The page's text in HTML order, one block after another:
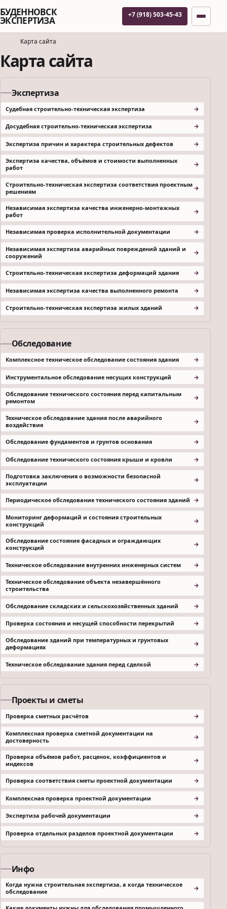
БУДЕННОВСК
ЭКСПЕРТИЗА
+7 (918) 503-45-43
Карта сайта
Карта сайта
Экспертиза
Судебная строительно-техническая экспертиза
Досудебная строительно-техническая экспертиза
Экспертиза причин и характера строительных дефектов
Экспертиза качества, объёмов и стоимости выполненных
работ
Строительно-техническая экспертиза соответствия проектным
решениям
Независимая экспертиза качества инженерно-монтажных
работ
Независимая проверка исполнительной документации
Независимая экспертиза аварийных повреждений зданий и
сооружений
Строительно-техническая экспертиза деформаций здания
Независимая экспертиза качества выполненного ремонта
Строительно-техническая экспертиза жилых зданий
Обследование
Комплексное техническое обследование состояния здания
Инструментальное обследование несущих конструкций
Обследование технического состояния перед капитальным
ремонтом
Техническое обследование здания после аварийного
воздействия
Обследование фундаментов и грунтов основания
Обследование технического состояния крыши и кровли
Подготовка заключения о возможности безопасной
эксплуатации
Периодическое обследование технического состояния зданий
Мониторинг деформаций и состояния строительных
конструкций
Обследование состояния фасадных и ограждающих
конструкций
Техническое обследование внутренних инженерных систем
Техническое обследование объекта незавершённого
строительства
Обследование складских и сельскохозяйственных зданий
Проверка состояния и несущей способности перекрытий
Обследование зданий при температурных и грунтовых
деформациях
Техническое обследование здания перед сделкой
Проекты и сметы
Проверка сметных расчётов
Комплексная проверка сметной документации на
достоверность
Проверка объёмов работ, расценок, коэффициентов и
индексов
Проверка соответствия сметы проектной документации
Комплексная проверка проектной документации
Экспертиза рабочей документации
Проверка отдельных разделов проектной документации
Инфо
Когда нужна строительная экспертиза, а когда техническое
обследование